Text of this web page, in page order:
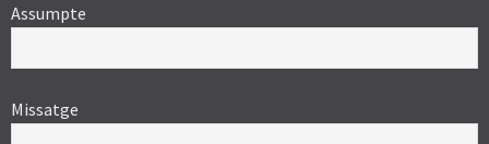
Assumpte
Missatge